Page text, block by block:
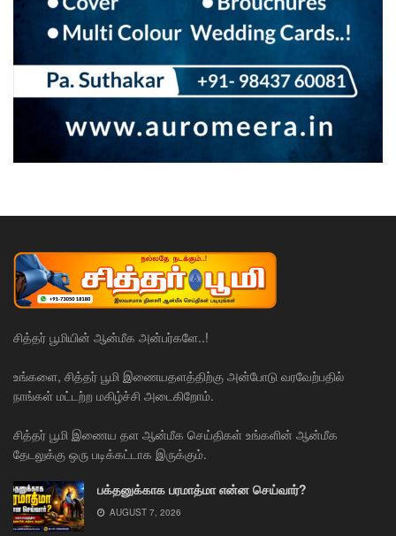
சித்தர் பூமியின் ஆன்மீக அன்பர்களே..!
உங்களை, சித்தர் பூமி இணையதளத்திற்கு அன்போடு வரவேற்பதில்
நாங்கள் மட்டற்ற மகிழ்ச்சி அடைகிறோம்.
சித்தர் பூமி இணைய தள ஆன்மீக செய்திகள் உங்களின் ஆன்மீக
தேடலுக்கு ஒரு படிக்கட்டாக இருக்கும்.
பக்தனுக்காக பரமாத்மா என்ன செய்வார்?
AUGUST 7, 2026